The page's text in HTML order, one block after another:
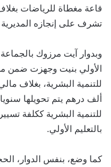
تشرف على إنجازه المديرية
وبدوار آيت مرزوك
الأولي بنيت وجهزت ضمن
ألف درهم يتم تحويلها
للتنمية البشرية ككلفة
بالتعليم الأولي.
كما وضع، بنفس الدوار،